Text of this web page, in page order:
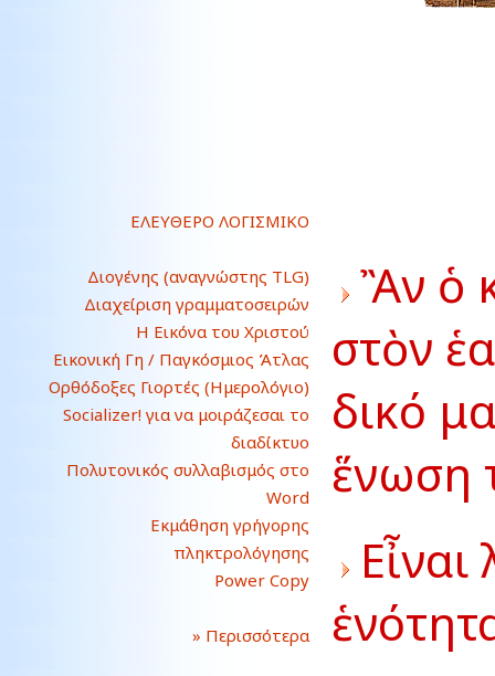
ΕΛΕΥΘΕΡΟ ΛΟΓΙΣΜΙΚΟ
Διογένης (αναγνώστης TLG)
Διαχείριση γραμματοσειρών
Η Εικόνα του Χριστού
Εικονική Γη / Παγκόσμιος Άτλας
Ορθόδοξες Γιορτές (Ημερολόγιο)
Socializer! για να μοιράζεσαι το
διαδίκτυο
Πολυτονικός συλλαβισμός στο
Word
Εκμάθηση γρήγορης
πληκτρολόγησης
Power Copy
» Περισσότερα
Ἂν ὁ
στὸν
δικό
ἕνωση